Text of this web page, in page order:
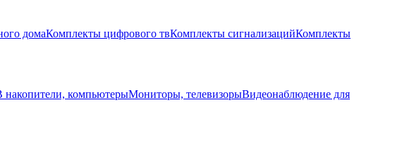
домаКомплекты цифрового твКомплекты сигнализацийКомплекты
накопители, компьютерыМониторы, телевизорыВидеонаблюдение для